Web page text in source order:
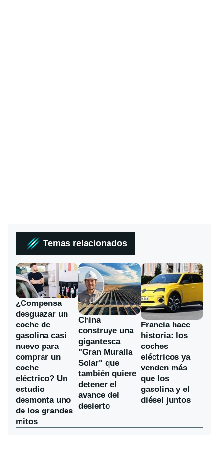
Temas relacionados
¿Compensa
desguazar un
coche de
gasolina casi
nuevo para
comprar un
coche
eléctrico? Un
estudio
desmonta uno
de los grandes
mitos
China
construye una
gigantesca
"Gran Muralla
Solar" que
también quiere
detener el
avance del
desierto
Francia hace
historia: los
coches
eléctricos ya
venden más
que los
gasolina y el
diésel juntos